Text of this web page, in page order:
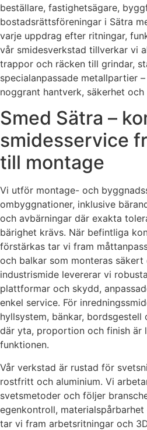
beställare, fastighetsägare,
bostadsrättsföreningar i Sätra
varje uppdrag efter ritningar,
vår smidesverkstad tillverkar vi
trappor och räcken till grindar,
specialanpassade metallpartier
noggrant hantverk, säkerhet
Smed Sätra –
smidesservice
till montage
Vi utför montage- och
ombyggnationer, inklusive
och avbärningar där exakta
bärighet krävs. När befintliga
förstärkas tar vi fram
och balkar som monteras
industrismide levererar vi
plattformar och skydd,
enkel service. För
hyllsystem, bänkar, bordsgestell
där yta, proportion och finish är
funktionen.
Vår verkstad är rustad för
rostfritt och aluminium. Vi
svetsmetoder och följer
egenkontroll,
tar vi fram arbetsritningar och